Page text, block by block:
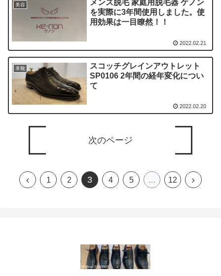
美容
メンズ脱毛 家庭用脱毛器 ケノン
を実際に3年間使用しました。使
用効果は一目瞭然！！
2022.02.21
革靴
スコッチグレインアウトレット
SP0106 2年間の経年変化につい
て
2022.02.20
次のページ
1 2 3 4 5 … 12